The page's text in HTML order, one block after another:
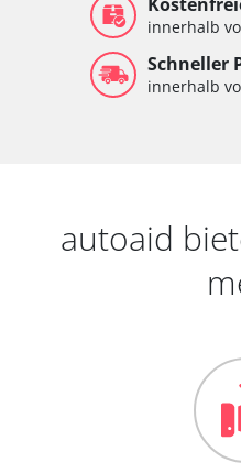
innerhalb
Schneller
innerhalb
autoaid